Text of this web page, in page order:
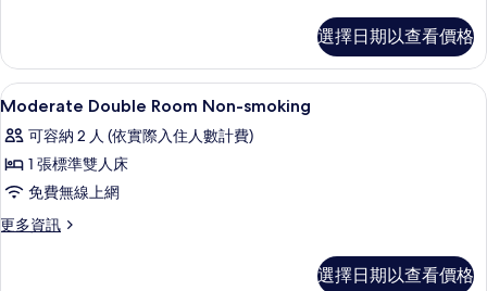
smoking
的
所
有
相
片
Style
Twin
Room
smoking
的
情
選擇日期以查看價格
顯
示
Moderate
Double
Room
Non-
高級寢具、羽絨被、客房內保險箱、
1
Moderate Double Room Non-smoking
可容納 2 人 (依實際入住人數計費)
1 張標準雙人床
免費無線上網
更多資訊
更
選擇日期以查看價格